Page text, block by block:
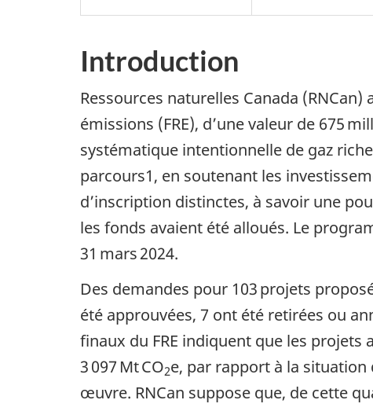
Introduction
Ressources naturelles Canada
émissions (FRE), d’une valeur de 675
systématique intentionnelle de gaz
parcours1, en soutenant les
d’inscription distinctes, à savoir une
les fonds avaient été alloués. Le
31 mars 2024.
Des demandes pour 103 projets
été approuvées, 7 ont été retirées ou
finaux du FRE indiquent que les projets
3 097 Mt CO2e, par rapport à la
œuvre. RNCan suppose que, de cette